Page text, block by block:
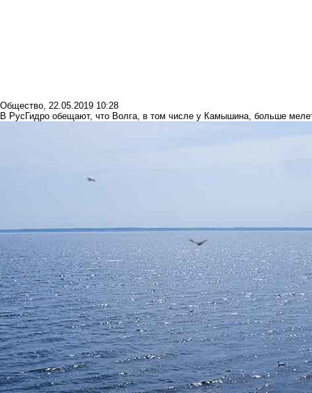
Общество, 22.05.2019 10:28
В РусГидро обещают, что Волга, в том числе у Камышина, больше